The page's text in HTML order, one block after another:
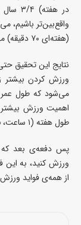
در
(هفته‌ای ۷۰ دقیقه) می‌توانید ۱/۸ سال بیشتر زندگی کنید.
نتایج این تحقیق
ورزش کردن بیشتر
طول هفته (۱ ساعت، ۵ یا ۶ روز در هفته) ۴/۲ سال بیشتر زندگی ‌کنند.
پس دفعه‌ی بعد که
ورزش کنید، به این
از همه‌ی فواید